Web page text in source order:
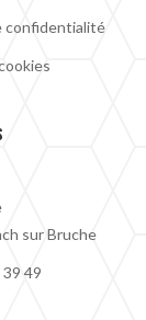
confidentialité
sur Bruche
49